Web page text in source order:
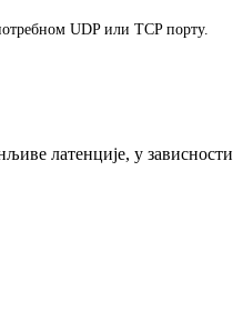
отребном UDP или TCP порту.
љиве латенције, у зависности